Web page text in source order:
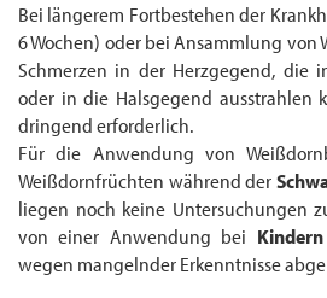
Bei längerem Fortbestehen der
6 Wochen) oder bei Ansamm­lung von
Schmerzen in der Herzgegend, die
oder in die Halsgegend ausstrahlen
dringend erforderlich.
Für die Anwendung von
Weißdornfrüchten während der
liegen noch keine Unter­suchungen
von einer Anwendung bei Kindern
wegen mangelnder Erkenntnisse